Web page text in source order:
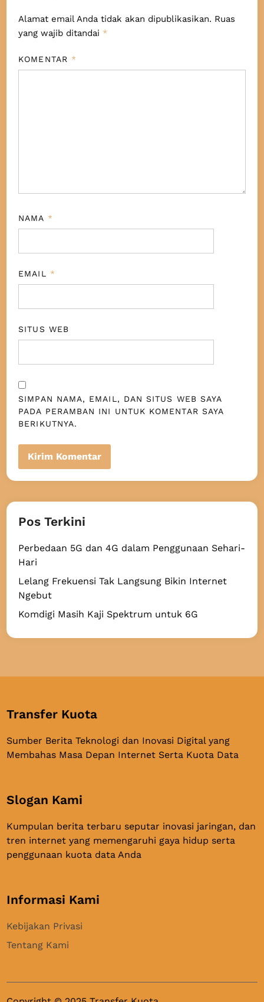
Alamat email Anda tidak akan dipublikasikan. Ruas
yang wajib ditandai *
KOMENTAR *
NAMA *
EMAIL *
SITUS WEB
SIMPAN NAMA, EMAIL, DAN SITUS WEB SAYA
PADA PERAMBAN INI UNTUK KOMENTAR SAYA
BERIKUTNYA.
Pos Terkini
Perbedaan 5G dan 4G dalam Penggunaan Sehari-
Hari
Lelang Frekuensi Tak Langsung Bikin Internet
Ngebut
Komdigi Masih Kaji Spektrum untuk 6G
Transfer Kuota
Sumber Berita Teknologi dan Inovasi Digital yang
Membahas Masa Depan Internet Serta Kuota Data
Slogan Kami
Kumpulan berita terbaru seputar inovasi jaringan, dan
tren internet yang memengaruhi gaya hidup serta
penggunaan kuota data Anda
Informasi Kami
Kebijakan Privasi
Tentang Kami